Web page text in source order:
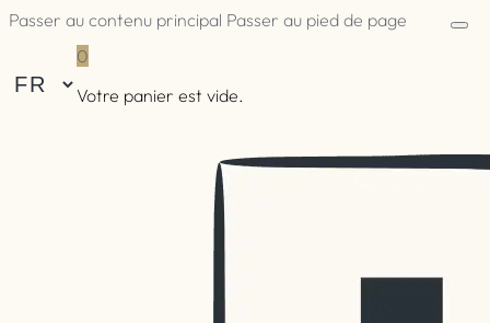
Passer au contenu principal Passer au pied de page
0
Votre panier est vide.